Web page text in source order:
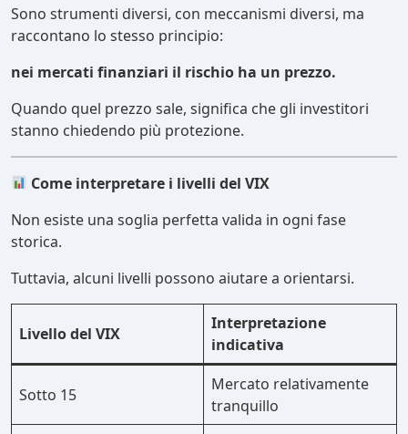
Sono strumenti diversi, con meccanismi diversi, ma
raccontano lo stesso principio:
nei mercati finanziari il rischio ha un prezzo.
Quando quel prezzo sale, significa che gli investitori
stanno chiedendo più protezione.
Come interpretare i livelli del VIX
Non esiste una soglia perfetta valida in ogni fase
storica.
Tuttavia, alcuni livelli possono aiutare a orientarsi.
Livello del VIX
Interpretazione
indicativa
Sotto 15
Mercato relativamente
tranquillo